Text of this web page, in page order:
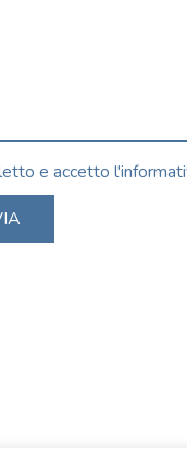
e accetto